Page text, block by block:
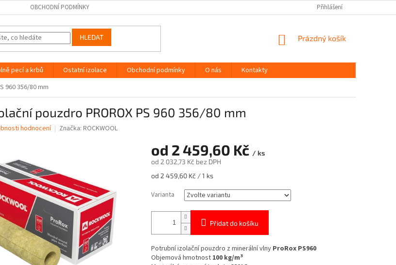
OBCHODNÍ PODMÍNKY Přihlášení
HLEDAT
NÁKUPNÍ
Prázdný košík
pecí a krbů Ostatní izolace Obchodní podmínky O nás
Kontakty
960 356/80 mm
pouzdro PROROX PS 960 356/80 mm
hodnocení Značka: ROCKWOOL
od 2 459,60 Kč / ks
od 2 032,73 Kčbez DPH
Měrná
od 2 459,60 Kč / 1 ks
Varianta
Přidat do košíku
Potrubní izolační pouzdro z minerální vlny ProRox PS960
Objemová hmotnost 100 kg/m3